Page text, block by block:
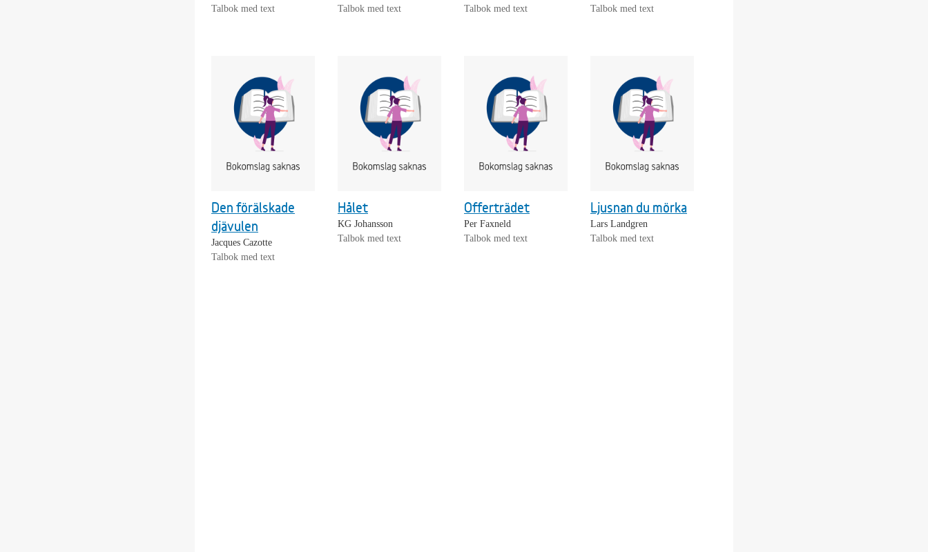
Talbok med text
Talbok med text
Talbok med text
Talbok med text
Den förälskade
djävulen
Jacques Cazotte
Talbok med text
Hålet
KG Johansson
Talbok med text
Offerträdet
Per Faxneld
Talbok med text
Ljusnan du mörka
Lars Landgren
Talbok med text